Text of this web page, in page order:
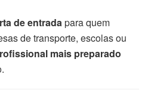
de entradapara quem
de transporte, escolas ou
mais preparado